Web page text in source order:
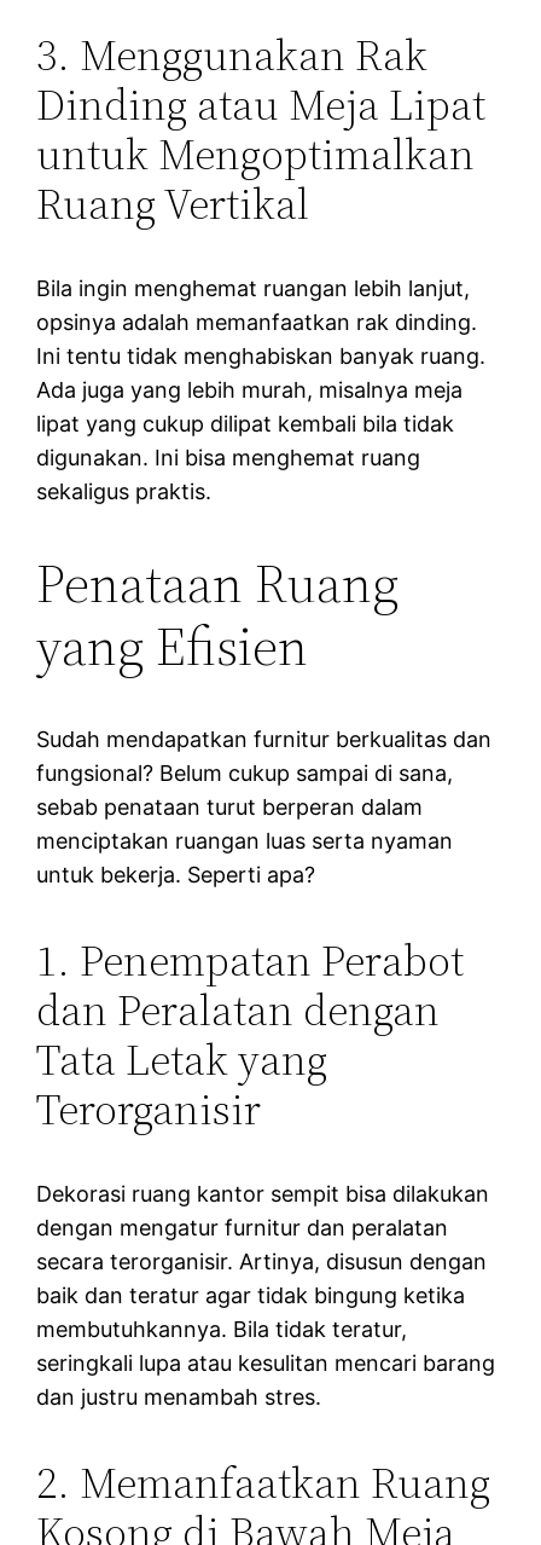
3. Menggunakan Rak
Dinding atau Meja Lipat
untuk Mengoptimalkan
Ruang Vertikal
Bila ingin menghemat ruangan lebih lanjut,
opsinya adalah memanfaatkan rak dinding.
Ini tentu tidak menghabiskan banyak ruang.
Ada juga yang lebih murah, misalnya meja
lipat yang cukup dilipat kembali bila tidak
digunakan. Ini bisa menghemat ruang
sekaligus praktis.
Penataan Ruang
yang Efisien
Sudah mendapatkan furnitur berkualitas dan
fungsional? Belum cukup sampai di sana,
sebab penataan turut berperan dalam
menciptakan ruangan luas serta nyaman
untuk bekerja. Seperti apa?
1. Penempatan Perabot
dan Peralatan dengan
Tata Letak yang
Terorganisir
Dekorasi ruang kantor sempit bisa dilakukan
dengan mengatur furnitur dan peralatan
secara terorganisir. Artinya, disusun dengan
baik dan teratur agar tidak bingung ketika
membutuhkannya. Bila tidak teratur,
seringkali lupa atau kesulitan mencari barang
dan justru menambah stres.
2. Memanfaatkan Ruang
Kosong di Bawah Meja